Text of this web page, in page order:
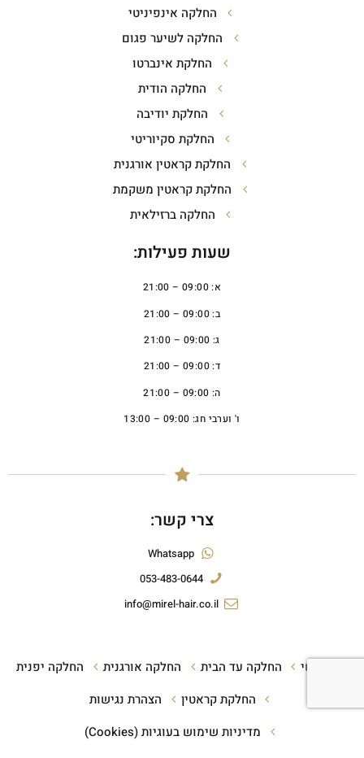
החלקה אינפיניטי
החלקה לשיער פגום
החלקת אינברטו
החלקה הודית
החלקת יודיבה
החלקת סקיוריטי
החלקת קראטין אורגנית
החלקת קראטין משקמת
החלקה ברזילאית
שעות פעילות:
א: 09:00 – 21:00
ב: 09:00 – 21:00
ג: 09:00 – 21:00
ד: 09:00 – 21:00
ה: 09:00 – 21:00
ו' וערבי חג: 09:00 – 13:00
צרי קשר:
Whatsapp
053-483-0644
info@mirel-hair.co.il
ראשי החלקה עד הבית החלקה אורגנית
החלקה יפנית
החלקת קראטין
הצהרת נגישות
מדיניות שימוש בעוגיות (Cookies)